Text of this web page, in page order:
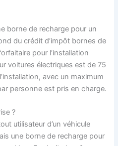
borne de recharge pour un
du crédit d’impôt bornes de
pour l’installation
voitures électriques est de 75
avec un maximum
personne est pris en charge.
?
utilisateur d’un véhicule
une borne de recharge pour